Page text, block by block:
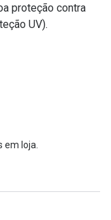
proteção contra
UV).
em loja.